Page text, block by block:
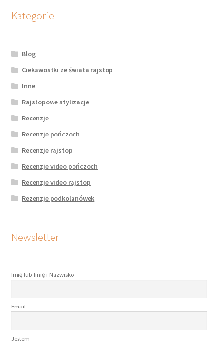
Kategorie
Blog
Ciekawostki ze świata rajstop
Inne
Rajstopowe stylizacje
Recenzje
Recenzje pończoch
Recenzje rajstop
Recenzje video pończoch
Recenzje video rajstop
Rezenzje podkolanówek
Newsletter
Imię lub Imię i Nazwisko
Email
Jestem